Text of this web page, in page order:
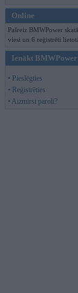
Online
Pašreiz BMWPower
viesi un 6 reģistrēti
Ienākt BMWPower
• Pieslēgties
• Reģistrēties
• Aizmirsi paroli?